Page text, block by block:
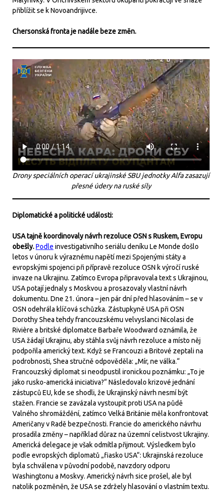
přiblížit se k Novoandrijivce.
Chersonská fronta je nadále beze změn.
Drony speciálních operací ukrajinské SBU jednotky Alfa zasazují
přesné údery na ruské síly
Diplomatické a politické události:
USA tajně koordinovaly návrh rezoluce OSN s Ruskem, Evropu
obešly.Podle investigativního seriálu deníku Le Monde došlo
letos v únoru k výraznému napětí mezi Spojenými státy a
evropskými spojenci při přípravě rezoluce OSN k výročí ruské
invaze na Ukrajinu. Zatímco Evropa připravovala text s Ukrajinou,
USA potají jednaly s Moskvou a prosazovaly vlastní návrh
dokumentu. Dne 21. února – jen pár dní před hlasováním – se v
OSN odehrála klíčová schůzka. Zástupkyně USA při OSN
Dorothy Shea tehdy francouzskému velvyslanci Nicolasi de
Rivière a britské diplomatce Barbaře Woodward oznámila, že
USA žádají Ukrajinu, aby stáhla svůj návrh rezoluce a místo něj
podpořila americký text. Když se Francouzi a Britové zeptali na
podrobnosti, Shea stručně odpověděla: „Mír, ne válka.“
Francouzský diplomat si neodpustil ironickou poznámku: „To je
jako rusko-americká iniciativa?“ Následovalo krizové jednání
zástupců EU, kde se shodli, že Ukrajinský návrh nesmí být
stažen. Francie se zavázala vystoupit proti USA na půdě
Valného shromáždění, zatímco Velká Británie měla konfrontovat
Američany v Radě bezpečnosti. Francie do amerického návrhu
prosadila změny – například důraz na územní celistvost Ukrajiny.
Americká delegace je však odmítla přijmout. Výsledkem bylo
podle evropských diplomatů „fiasko USA“: Ukrajinská rezoluce
byla schválena v původní podobě, navzdory odporu
Washingtonu a Moskvy. Americký návrh sice prošel, ale byl
natolik pozměněn, že USA se zdržely hlasování o vlastním textu.